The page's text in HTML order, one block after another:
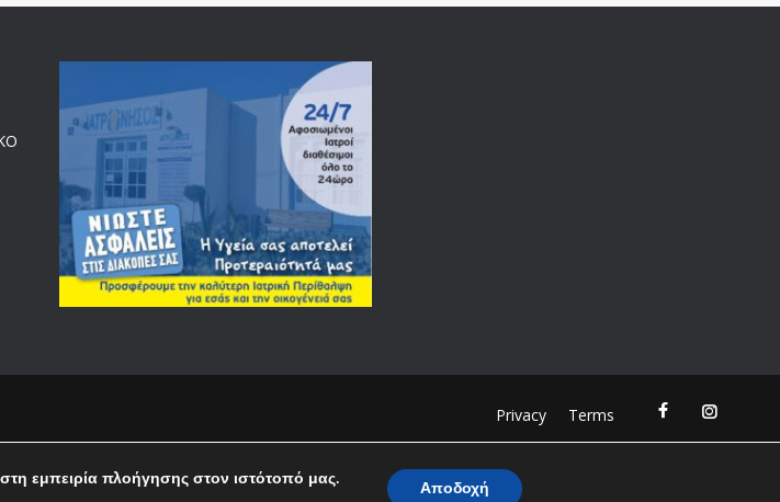
Privacy Terms
εμπειρία πλοήγησης στον ιστότοπό μας. Αποδοχή
Ελληνικα